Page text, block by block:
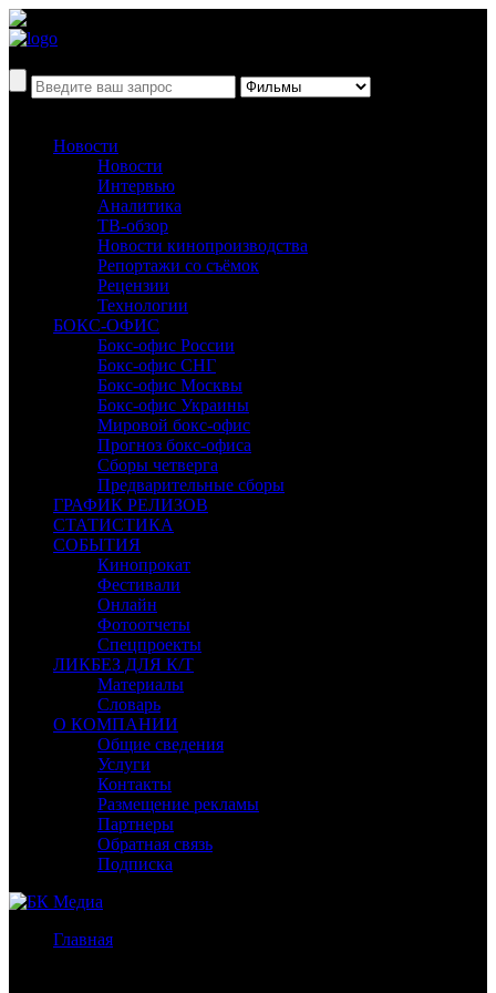
Новости
Новости
Интервью
Аналитика
ТВ-обзор
Новости кинопроизводства
Репортажи со съёмок
Рецензии
Технологии
БОКС-ОФИС
Бокс-офис России
Бокс-офис СНГ
Бокс-офис Москвы
Бокс-офис Украины
Мировой бокс-офис
Прогноз бокс-офиса
Сборы четверга
Предварительные сборы
ГРАФИК РЕЛИЗОВ
СТАТИСТИКА
СОБЫТИЯ
Кинопрокат
Фестивали
Онлайн
Фотоотчеты
Спецпроекты
ЛИКБЕЗ ДЛЯ К/Т
Материалы
Словарь
О КОМПАНИИ
Общие сведения
Услуги
Контакты
Размещение рекламы
Партнеры
Обратная связь
Подписка
Главная